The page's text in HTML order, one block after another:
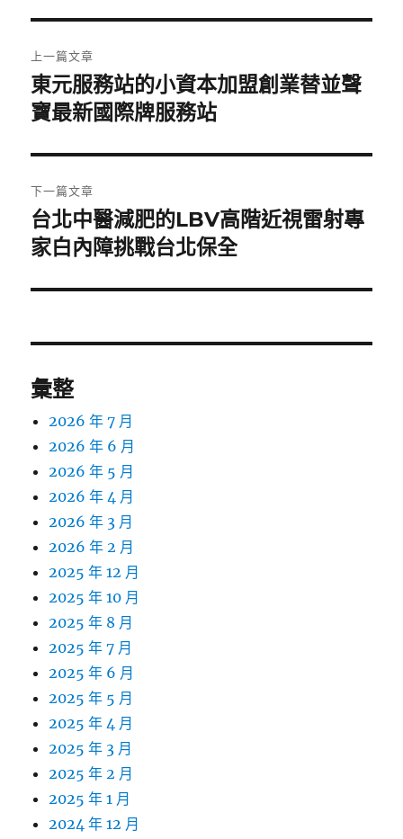
章
導
覽
上一篇文章
上
一
文
章:
東元服務站的小資本加盟創業替並聲
寶最新國際牌服務站
下一篇文章
下
一
文
台北中醫減肥的LBV高階近視雷射專
家白內障挑戰台北保全
彙整
2026 年 7 月
2026 年 6 月
2026 年 5 月
2026 年 4 月
2026 年 3 月
2026 年 2 月
2025 年 12 月
2025 年 10 月
2025 年 8 月
2025 年 7 月
2025 年 6 月
2025 年 5 月
2025 年 4 月
2025 年 3 月
2025 年 2 月
2025 年 1 月
2024 年 12 月